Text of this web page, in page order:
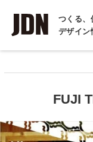
つくる、
デザイン
インタビュー
コラム
FUJI